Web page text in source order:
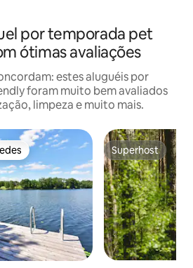
por temporada pet
ótimas avaliações
estes aluguéis por
foram muito bem avaliados
limpeza e muito mais.
dos hóspedes Superhost
Superhost